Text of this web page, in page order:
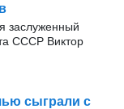
заслуженный
СССР Виктор
сыграли с